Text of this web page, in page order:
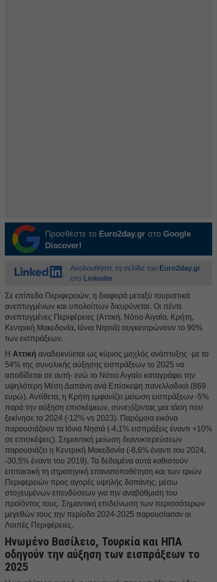
Προσθέστε το Euro2day.gr στο Google
Discover!
Ακολουθήστε τη σελίδα του Euro2day.gr
στο Linkedin
Σε επίπεδο Περιφερειών, η διαφορά μεταξύ τουριστικά
ανεπτυγμένων και υπολοίπων διευρύνεται. Οι πέντε
ανεπτυγμένες Περιφέρειες (Αττική, Νότιο Αιγαίο, Κρήτη,
Κεντρική Μακεδονία, Ιόνια Νησιά) συγκεντρώνουν το 90%
των εισπράξεων.
Η Αττική αναδεικνύεται ως κύριος μοχλός ανάπτυξης -με το
54% της συνολικής αύξησης εισπράξεων το 2025 να
αποδίδεται σε αυτή- ενώ το Νότιο Αιγαίο καταγράφει την
υψηλότερη Μέση Δαπάνη ανά Επίσκεψη πανελλαδικά (869
ευρώ). Αντίθετα, η Κρήτη εμφανίζει μείωση εισπράξεων -5%
παρά την αύξηση επισκέψεων, συνεχίζοντας μια τάση που
ξεκίνησε το 2024 (-12% vs 2023). Παρόμοια εικόνα
παρουσιάζουν τα Ιόνια Νησιά (-4,1% εισπράξεις έναντι +10%
σε επισκέψεις). Σημαντική μείωση διανυκτερεύσεων
παρουσιάζει η Κεντρική Μακεδονία (-8,6% έναντι του 2024,
-30,5% έναντι του 2019). Τα δεδομένα αυτά καθιστούν
επιτακτική τη στρατηγική επανατοποθέτηση και των τριών
Περιφερειών προς αγορές υψηλής δαπάνης, μέσω
στοχευμένων επενδύσεων για την αναβάθμιση του
προϊόντος τους. Σημαντική επιδείνωση των περισσότερων
μεγεθών τους την περίοδο 2024-2025 παρουσίασαν οι
Λοιπές Περιφέρειες.
Ηνωμένο Βασίλειο, Τουρκία και ΗΠΑ
οδηγούν την αύξηση των εισπράξεων το
2025